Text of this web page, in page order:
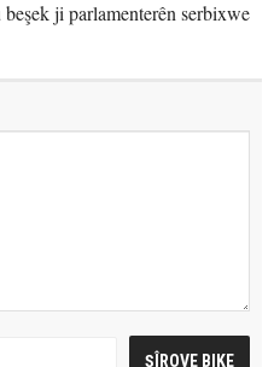
ji parlamenterên serbixwe